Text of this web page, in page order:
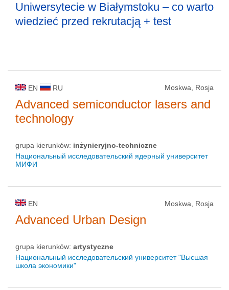
Uniwersytecie w Białymstoku – co warto
wiedzieć przed rekrutacją + test
EN RU Moskwa, Rosja
Advanced semiconductor lasers and
technology
grupa kierunków: inżynieryjno-techniczne
Национальный исследовательский ядерный университет
МИФИ
EN Moskwa, Rosja
Advanced Urban Design
grupa kierunków: artystyczne
Национальный исследовательский университет "Высшая
школа экономики"